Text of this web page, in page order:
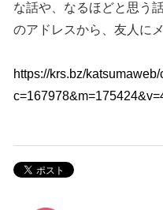
な話や、なるほどと思う
のアドレスから、友人に
https://krs.bz/katsumaweb/